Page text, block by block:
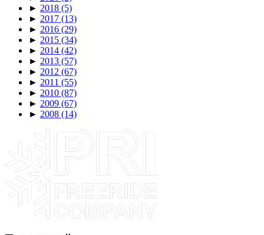
► 2018 (5)
► 2017 (13)
► 2016 (29)
► 2015 (34)
► 2014 (42)
► 2013 (57)
► 2012 (67)
► 2011 (55)
► 2010 (87)
► 2009 (67)
► 2008 (14)